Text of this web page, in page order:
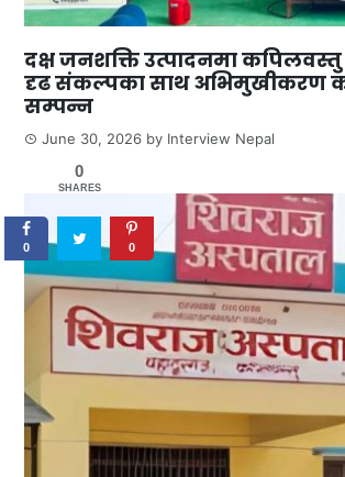
दक्ष जनशक्ति उत्पादनमा कपिलवस्तु
दृढ संकल्पका साथ अभिमुखीकरण
सम्पन्न
June 30, 2026 by Interview Nepal
0
SHARES
0 0